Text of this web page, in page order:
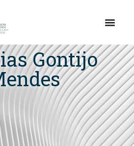
Gontijo